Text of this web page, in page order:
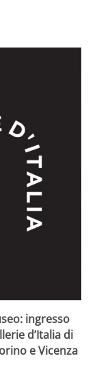
ingresso
d’Italia di
e Vicenza